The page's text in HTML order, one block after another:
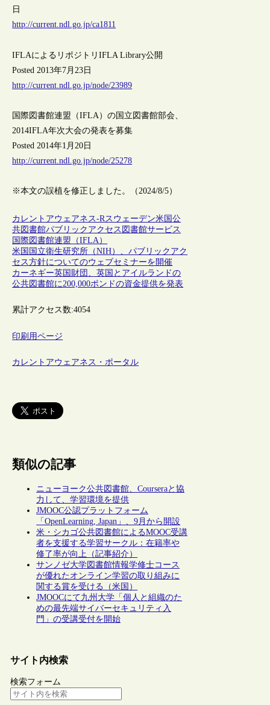
日
http://current.ndl.go.jp/ca1811
IFLAによるリポジトリIFLA Library公開
Posted 2013年7月23日
http://current.ndl.go.jp/node/23989
国際図書館連盟（IFLA）の国立図書館部会、
2014IFLA年次大会の発表を募集
Posted 2014年1月20日
http://current.ndl.go.jp/node/25278
※本文の誤植を修正しました。（2024/8/5）
カレントアウェアネス-Rスウェーデン米国公
共図書館パブリックアクセス 図書館サービス
国際図書館連盟（IFLA）
米国国立衛生研究所（NIH）、パブリックアク
セス方針についてのウェブセミナーを開催
カーネギー英国財団、英国とアイルランドの
公共図書館に200,000ポンドの資金提供を発表
累計アクセス数:4054
印刷用ページ
カレントアウェアネス・ポータル
類似の記事
ニューヨーク公共図書館、Courseraと協
力して、学習環境を提供
JMOOC公認プラットフォーム
「OpenLearning, Japan」、9月から開設
米・シカゴ公共図書館によるMOOC受講
者を支援する学習サークル：在籍率や
修了率が向上（記事紹介）
サンノゼ大学図書館情報学修士コース
が優れたオンライン学習の取り組みに
関する賞を受ける（米国）
JMOOCにて九州大学「個人と組織のた
めの最先端サイバーセキュリティ入
門」の受講受付を開始
サイト内検索
検索フォーム